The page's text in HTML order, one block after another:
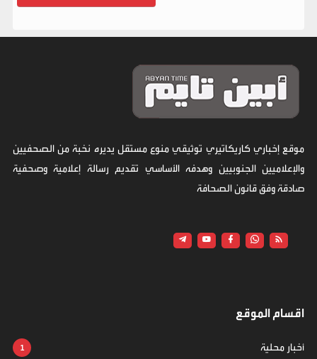
موقع إخباري كاريكاتيري توثيقي منوع مستقل يديره نخبة من الصحفيين
والإعلاميين الجنوبيين وهدفه الأساسي تقديم رسالة إعلامية وصحفية
صادقة وفق قانون الصحافة
اقسام الموقع
أخبار محلية